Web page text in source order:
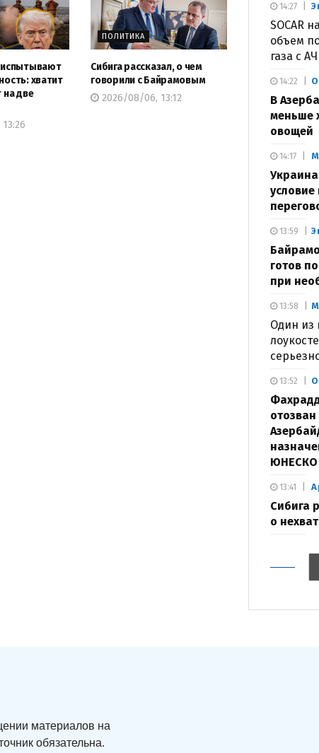
испытывают
хватит
на две
ПОЛИТИКА
Сибига рассказал, о чем
говорили с Байрамовым
2026/08/06, 13:12
SOCAR
объем
газа с
14:27
В
меньше
овощей
14:22
14:17
готов
при
13:59
Один из
13:58
отозван
ЮНЕСКО
13:52
Сибига
о
13:41
материалов на
обязательна.